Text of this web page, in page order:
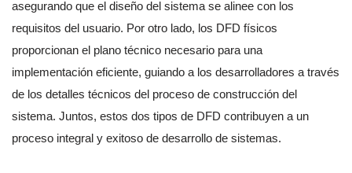
asegurando que el diseño del sistema se alinee con los
requisitos del usuario. Por otro lado, los DFD físicos
proporcionan el plano técnico necesario para una
implementación eficiente, guiando a los desarrolladores a través
de los detalles técnicos del proceso de construcción del
sistema. Juntos, estos dos tipos de DFD contribuyen a un
proceso integral y exitoso de desarrollo de sistemas.